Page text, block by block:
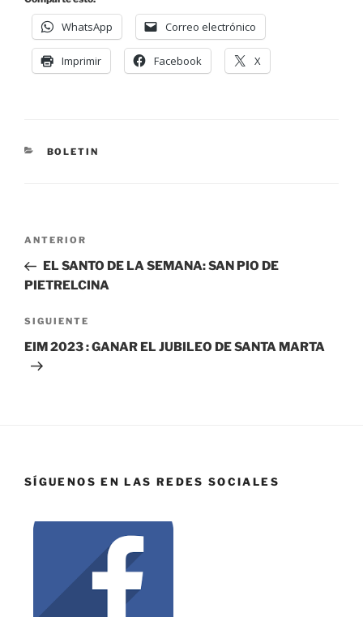
WhatsApp Correo electrónico
Imprimir Facebook X
BOLETIN
ANTERIOR
EL SANTO DE LA SEMANA: SAN PIO DE
PIETRELCINA
SIGUIENTE
EIM 2023 : GANAR EL JUBILEO DE SANTA MARTA
SÍGUENOS EN LAS REDES SOCIALES